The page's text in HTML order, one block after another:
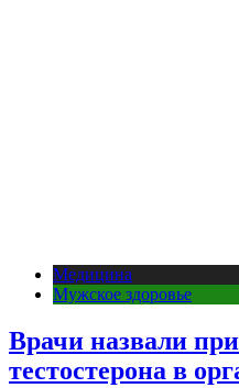
Медицина
Мужское здоровье
Врачи назвали
тестостерона в